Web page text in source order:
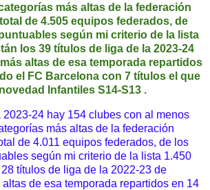
más altas de la federación
de 4.505 equipos federados, de
según mi criterio de la lista
los 39 títulos de liga de la 2023-24
altas de esa temporada repartidos
el FC Barcelona con 7 títulos el que
Infantiles S14-S13 .
2023-24 hay 154 clubes con al menos
más altas de la federación
de 4.011 equipos federados, de los
según mi criterio de la lista 1.450
títulos de liga de la 2022-23 de
altas de esa temporada repartidos en 14